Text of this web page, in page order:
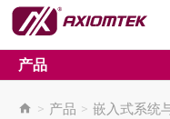
产品
> 产品 > 嵌入式系统